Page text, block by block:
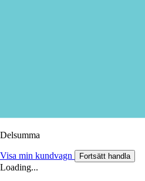
Delsumma
Visa min kundvagn Fortsätt handla
Loading...